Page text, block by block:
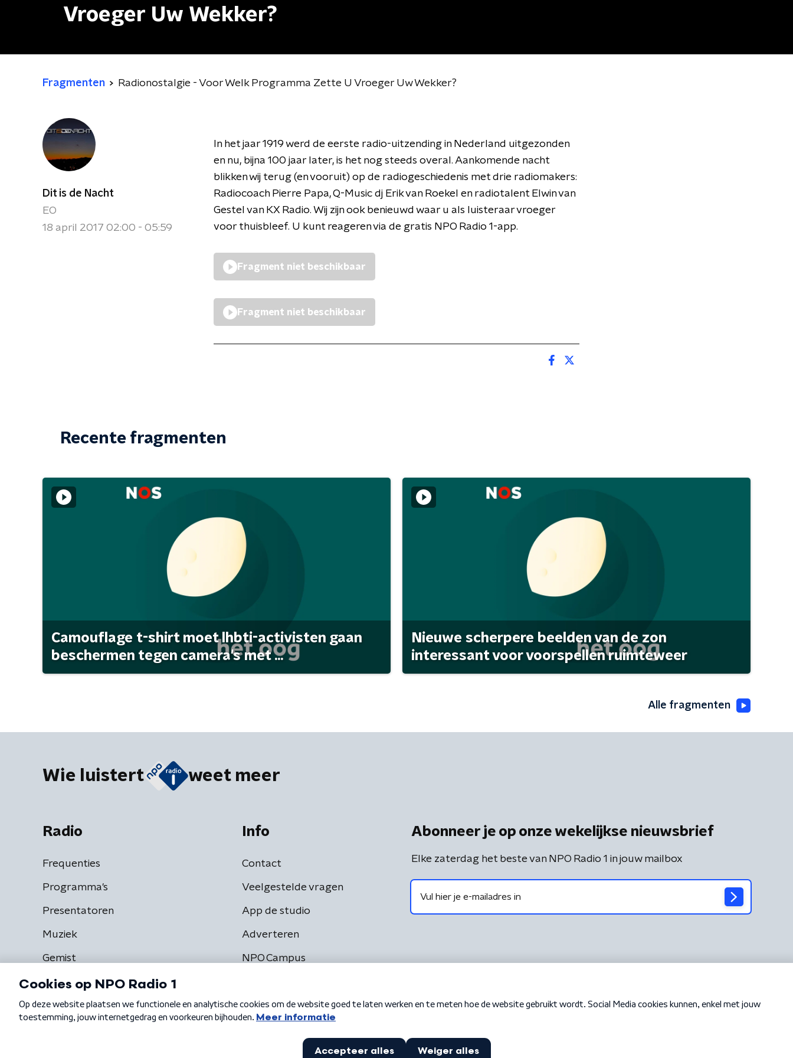
Vroeger Uw Wekker?
Fragmenten Radionostalgie - Voor Welk Programma Zette U Vroeger Uw Wekker?
Dit is de Nacht
EO
18 april 2017 02:00 - 05:59
In het jaar 1919 werd de eerste radio-uitzending in Nederland uitgezonden
en nu, bijna 100 jaar later, is het nog steeds overal. Aankomende nacht
blikken wij terug (en vooruit) op de radiogeschiedenis met drie radiomakers:
Radiocoach Pierre Papa, Q-Music dj Erik van Roekel en radiotalent Elwin van
Gestel van KX Radio. Wij zijn ook benieuwd waar u als luisteraar vroeger
voor thuisbleef. U kunt reageren via de gratis NPO Radio 1-app.
Fragment niet beschikbaar
Fragment niet beschikbaar
Recente fragmenten
Camouflage t-shirt moet lhbti-activisten gaan
beschermen tegen camera's met ...
Nieuwe scherpere beelden van de zon
interessant voor voorspellen ruimteweer
Alle fragmenten
Wie luistert weet meer
Radio
Frequenties
Programma's
Presentatoren
Muziek
Gemist
Info
Contact
Veelgestelde vragen
App de studio
Adverteren
NPO Campus
Abonneer je op onze wekelijkse nieuwsbrief
Elke zaterdag het beste van NPO Radio 1 in jouw mailbox
Algemene voorwaarden Privacybeleid